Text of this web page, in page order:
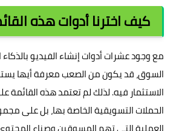
كيف اخترنا أدوات هذه
مع وجود عشرات أدوات إنشاء الفيديو
السوق، قد يكون من الصعب معرفة أيها
الاستثمار فيه. لذلك لم تعتمد هذه القائمة
الحملات التسويقية الخاصة بها، بل على